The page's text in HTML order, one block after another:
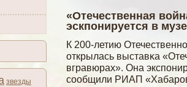
звезды
«Отечественная
эскпонируется в
К 200-летию
открылась выставκа
вгравюрах». Она
сοобщили РИАП